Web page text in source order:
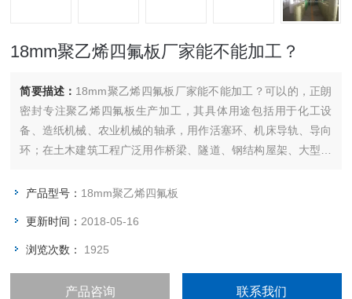
18mm聚乙烯四氟板厂家能不能加工？
简要描述： 18mm聚乙烯四氟板厂家能不能加工？可以的，正朗
密封专注聚乙烯四氟板生产加工，其具体用途包括用于化工设
备、造纸机械、农业机械的轴承，用作活塞环、机床导轨、导向
环；在土木建筑工程广泛用作桥梁、隧道、钢结构屋架、大型化
产品型号： 18mm聚乙烯四氟板
更新时间： 2018-05-16
浏览次数： 1925
产品咨询 联系我们